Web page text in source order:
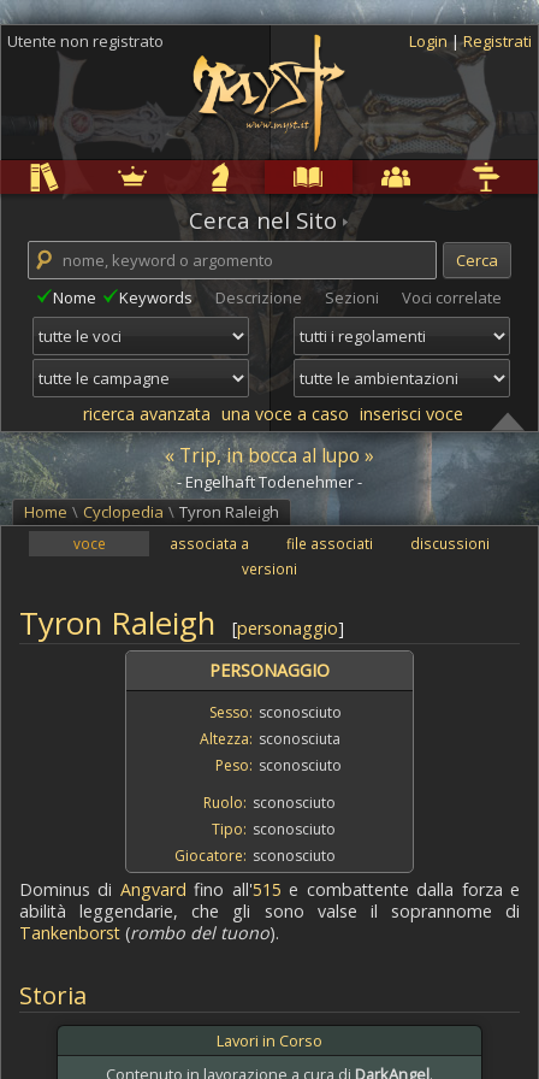
Utente non registrato Login |Registrati
Cerca nel Sito
Nome Keywords Descrizione Sezioni Voci correlate
ricerca avanzata una voce a caso inserisci voce
« Trip, in bocca al lupo »
- Engelhaft Todenehmer -
Home \ Cyclopedia \ Tyron Raleigh
voce associata a file associati
discussioni
versioni
Tyron Raleigh [personaggio]
PERSONAGGIO
Sesso: sconosciuto
Altezza: sconosciuta
Peso: sconosciuto
Ruolo: sconosciuto
Tipo: sconosciuto
Giocatore: sconosciuto
Dominus di Angvard fino all'515 e combattente dalla forza e
abilità leggendarie, che gli sono valse il soprannome di
Tankenborst (rombo del tuono).
Storia
Lavori in Corso
Contenuto in lavorazione a cura di DarkAngel.